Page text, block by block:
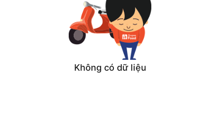
Không có dữ liệu